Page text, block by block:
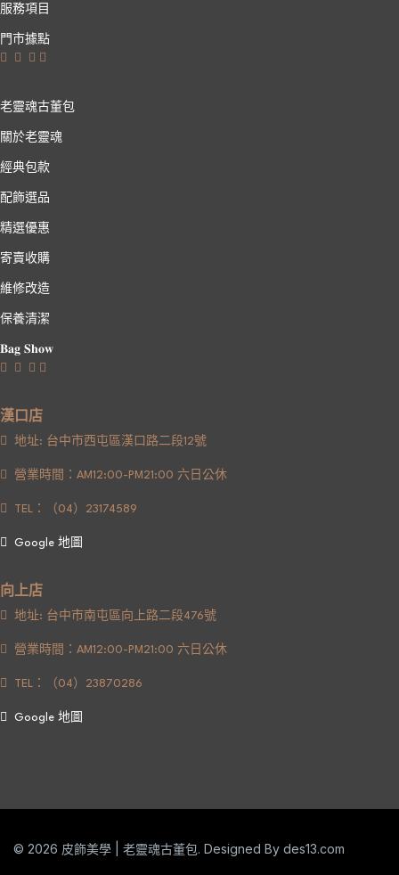
服務項目
門市據點
老靈魂古董包
關於老靈魂
經典包款
配飾選品
精選優惠
寄賣收購
維修改造
保養清潔
𝐁𝐚𝐠 𝐒𝐡𝐨𝐰
漢口店
地址: 台中市西屯區漢口路二段12號
營業時間：AM12:00-PM21:00 六日公休
TEL：（04）23174589
Google 地圖
向上店
地址: 台中市南屯區向上路二段476號
營業時間：AM12:00-PM21:00 六日公休
TEL：（04）23870286
Google 地圖
© 2026 皮飾美學 | 老靈魂古董包. Designed By des13.com